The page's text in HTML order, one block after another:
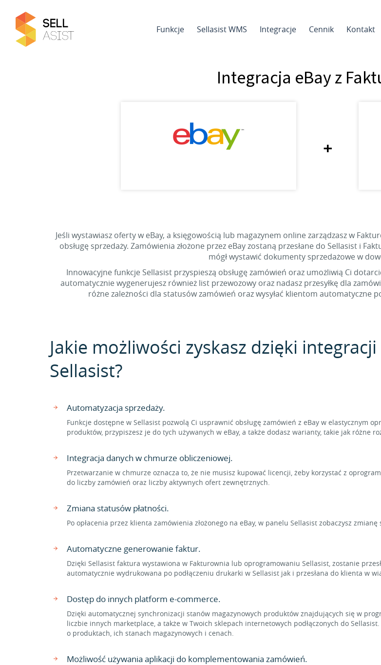
Funkcje Sellasist WMS Integracje Cennik Kontakt
Integracja eBay z
+
Jeśli wystawiasz oferty w eBay, a księgowością lub magazynem online zarządzasz w
obsługę sprzedaży. Zamówienia złożone przez eBay zostaną przesłane do Sellasist i
mógł wystawić dokumenty sprzedażowe w
Innowacyjne funkcje Sellasist przyspieszą obsługę zamówień oraz umożliwią Ci
automatycznie wygenerujesz również list przewozowy oraz nadasz przesyłkę dla
różne zależności dla statusów zamówień oraz wysyłać klientom automatyczne
Jakie możliwości zyskasz dzięki
Sellasist?
Automatyzacja sprzedaży.
Funkcje dostępne w Sellasist pozwolą Ci usprawnić obsługę zamówień z eBay w elastycznym
produktów, przypiszesz je do tych używanych w eBay, a także dodasz warianty, takie jak różne
Integracja danych w chmurze obliczeniowej.
Przetwarzanie w chmurze oznacza to, że nie musisz kupować licencji, żeby korzystać z
do liczby zamówień oraz liczby aktywnych ofert zewnętrznych.
Zmiana statusów płatności.
Po opłacenia przez klienta zamówienia złożonego na eBay, w panelu Sellasist zobaczysz
Automatyczne generowanie faktur.
Dzięki Sellasist faktura wystawiona w Fakturownia lub oprogramowaniu Sellasist, zostanie
automatycznie wydrukowana po podłączeniu drukarki w Sellasist jak i przesłana do klienta w
Dostęp do innych platform e-commerce.
Dzięki automatycznej synchronizacji stanów magazynowych produktów znajdujących się w
liczbie innych marketplace, a także w Twoich sklepach internetowych podłączonych do
o produktach, ich stanach magazynowych i cenach.
Możliwość używania aplikacji do komplementowania zamówień.